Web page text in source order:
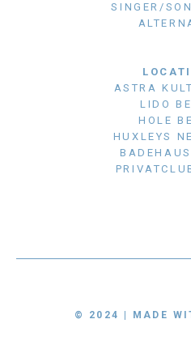
SINGER/
ASTRA
LIDO
HOLE
HUXLEYS
© 2024 | MADE